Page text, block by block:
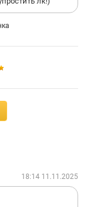
18:14 11.11.2025